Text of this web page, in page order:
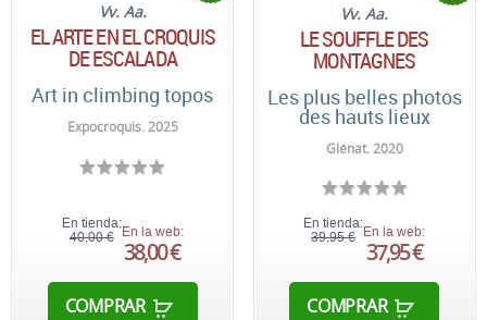
Vv. Aa.
EL ARTE EN EL CROQUIS
DE ESCALADA
Art in climbing topos
Expocroquis. 2025
En tienda:
40,00 € En la web:
38,00 €
COMPRAR
Vv. Aa.
LE SOUFFLE DES
MONTAGNES
Les plus belles photos
des hauts lieux
Glénat. 2020
En tienda:
39,95 €
En la web:
37,95 €
COMPRAR